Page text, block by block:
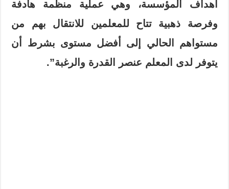
أهداف المؤسسة، وهي عملية منظمة هادفة
وفرصة ذهبية تتاح للمعلمين للانتقال بهم من
مستواهم الحالي إلى أفضل مستوى بشرط أن
يتوفر لدى المعلم عنصر القدرة والرغبة”.